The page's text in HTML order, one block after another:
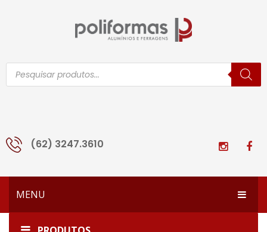
Pesquisar
produtos
(62) 3247.3610
MENU
HOME
Home 1974-T1-PQ